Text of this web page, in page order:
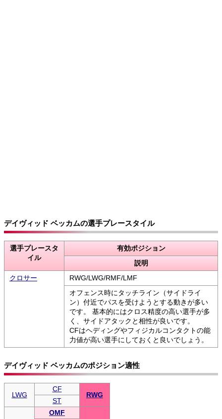
デイヴィッド ベッカムの選手プレースタイル
選手プレースタ
イル
有効ポジション
説明
クロサー
RWG/LWG/RMF/LMF
オフェンス時にタッチライン（サイドライ
ン）付近でパスを受けようとする動きが多い
です。 基本的にはクロス精度の高い選手が多
く、サイドアタックと相性が良いです。
CFはヘディングやフィジカルコンタクトの能
力値が高い選手にしておくと良いでしょう。
デイヴィッド ベッカムのポジション適性
LWG
CF
RWG
ST
OMF